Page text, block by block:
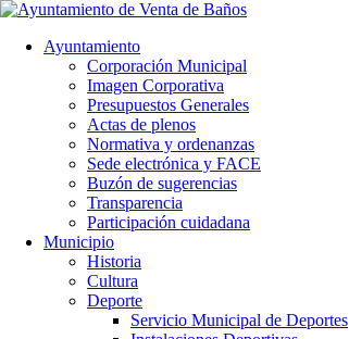
Ayuntamiento
Corporación Municipal
Imagen Corporativa
Presupuestos Generales
Actas de plenos
Normativa y ordenanzas
Sede electrónica y FACE
Buzón de sugerencias
Transparencia
Participación cuidadana
Municipio
Historia
Cultura
Deporte
Servicio Municipal de Deportes